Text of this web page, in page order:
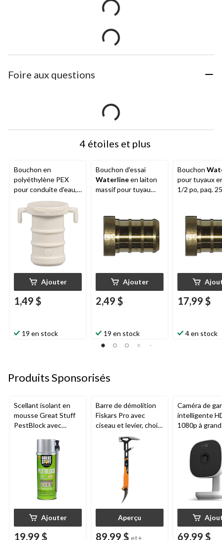
Foire aux questions
4 étoiles et plus
Bouchon en
polyéthylène PEX
pour conduite d'eau,
Ajouter
1,49 $
19 en stock
Bouchon d'essai
Waterlineen laiton
massif pour tuyau
Ajouter
2,49 $
19 en stock
Bouchon
pour tuyaux
1/2 po, paq. 25
17,99 $
4 en stock
Produits Sponsorisés
Scellant isolant en
mousse Great Stuff
PestBlock avec
intelligent, usage
intérieur/extérieur, 12
Ajouter
19,99 $
Barre de démolition
Fiskars Pro avec
ciseau et levier, choix
de tailles
Aperçu
89,99 $ et+
Caméra de
intelligente
1080p à
nocturne,
aux
69,99 $